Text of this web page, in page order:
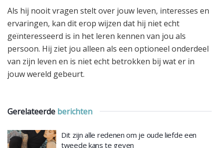
Als hij nooit vragen stelt over jouw leven, interesses en
ervaringen, kan dit erop wijzen dat hij niet echt
geïnteresseerd is in het leren kennen van jou als
persoon. Hij ziet jou alleen als een optioneel onderdeel
van zijn leven en is niet echt betrokken bij wat er in
jouw wereld gebeurt.
Gerelateerde berichten
Dit zijn alle redenen om je oude liefde een
tweede kans te geven